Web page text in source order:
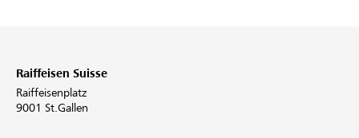
Raiffeisen Suisse
Raiffeisenplatz
9001 St.Gallen